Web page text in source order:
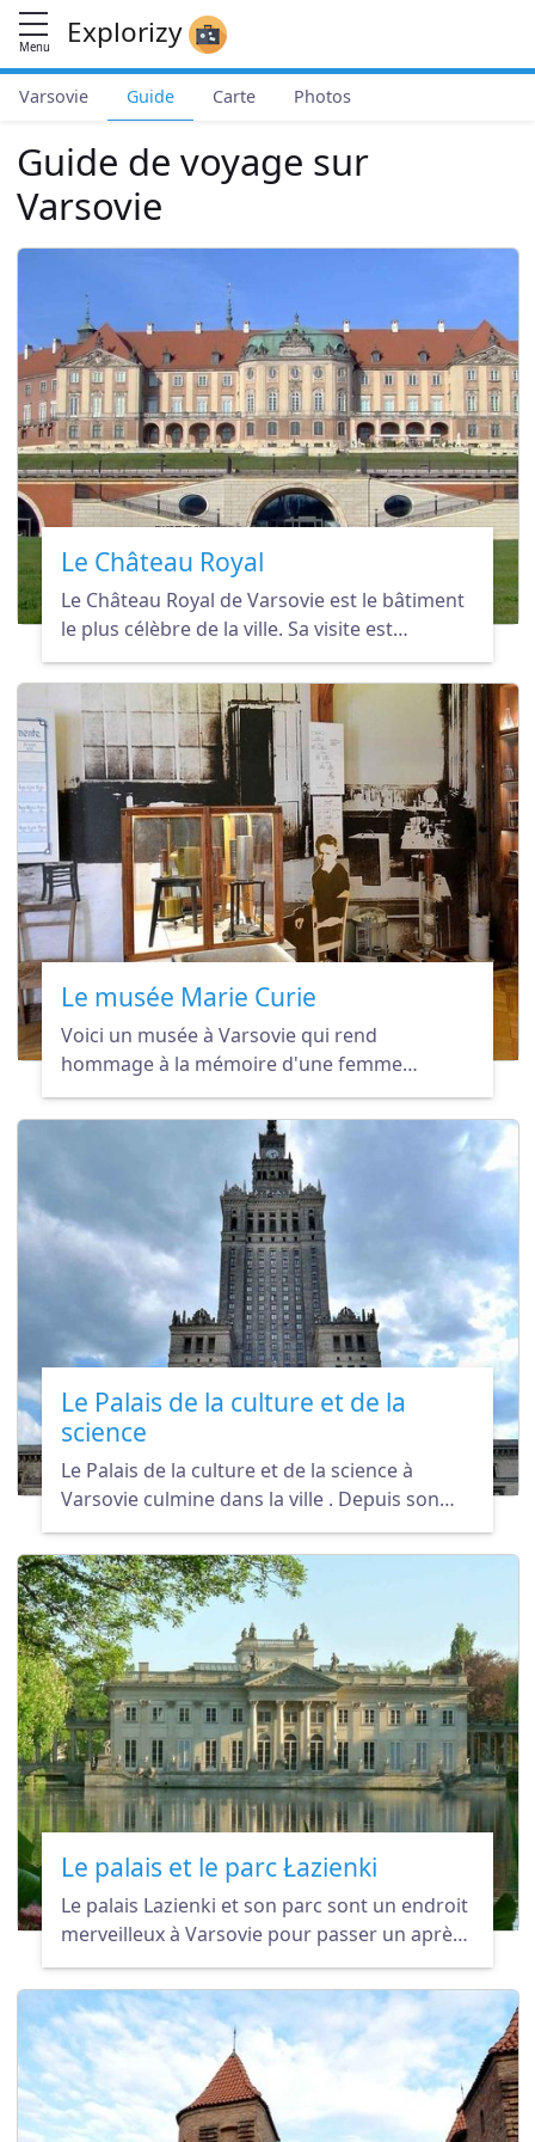
Menu Explorizy
Varsovie Guide Carte Photos
Guide de voyage sur
Varsovie
Le Château Royal
Le Château Royal de Varsovie est le bâtiment
le plus célèbre de la ville. Sa visite est
incontournable pendant votre séjour dans la
capitale polonaise.
Le musée Marie Curie
Voici un musée à Varsovie qui rend
hommage à la mémoire d'une femme
polonaise, scientifique unique au monde et
double lauréate du prix Nobel : Maria
Le Palais de la culture et de la
science
Le Palais de la culture et de la science à
Varsovie culmine dans la ville . Depuis son
sommet, une vue panoramique
impressionnante vous attend.
Le palais et le parc Łazienki
Le palais Lazienki et son parc sont un endroit
merveilleux à Varsovie pour passer un après-
midi. Idéal pour s'éloigner un peu de
l'agitation de la ville.